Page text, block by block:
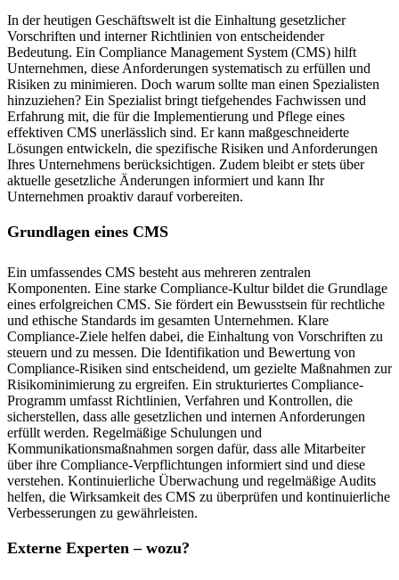
In der heutigen Geschäftswelt ist die Einhaltung gesetzlicher
Vorschriften und interner Richtlinien von entscheidender
Bedeutung. Ein Compliance Management System (CMS) hilft
Unternehmen, diese Anforderungen systematisch zu erfüllen und
Risiken zu minimieren. Doch warum sollte man einen Spezialisten
hinzuziehen? Ein Spezialist bringt tiefgehendes Fachwissen und
Erfahrung mit, die für die Implementierung und Pflege eines
effektiven CMS unerlässlich sind. Er kann maßgeschneiderte
Lösungen entwickeln, die spezifische Risiken und Anforderungen
Ihres Unternehmens berücksichtigen. Zudem bleibt er stets über
aktuelle gesetzliche Änderungen informiert und kann Ihr
Unternehmen proaktiv darauf vorbereiten.
Grundlagen eines CMS
Ein umfassendes CMS besteht aus mehreren zentralen
Komponenten. Eine starke Compliance-Kultur bildet die Grundlage
eines erfolgreichen CMS. Sie fördert ein Bewusstsein für rechtliche
und ethische Standards im gesamten Unternehmen. Klare
Compliance-Ziele helfen dabei, die Einhaltung von Vorschriften zu
steuern und zu messen. Die Identifikation und Bewertung von
Compliance-Risiken sind entscheidend, um gezielte Maßnahmen zur
Risikominimierung zu ergreifen. Ein strukturiertes Compliance-
Programm umfasst Richtlinien, Verfahren und Kontrollen, die
sicherstellen, dass alle gesetzlichen und internen Anforderungen
erfüllt werden. Regelmäßige Schulungen und
Kommunikationsmaßnahmen sorgen dafür, dass alle Mitarbeiter
über ihre Compliance-Verpflichtungen informiert sind und diese
verstehen. Kontinuierliche Überwachung und regelmäßige Audits
helfen, die Wirksamkeit des CMS zu überprüfen und kontinuierliche
Verbesserungen zu gewährleisten.
Externe Experten – wozu?